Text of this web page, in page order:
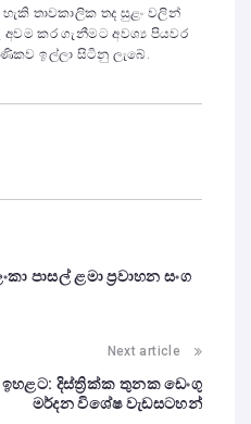
තාවකාලික තද සුළං වලින්
කර ගැනීමට අවශ්‍ය පියවර
ඉල්ලා සිටිනු ලැබේ.
පාසල් ළමා ප්‍රවාහන සංග
Next article
ඉහළට: දිස්ත්‍රික්ක තුනක ඩෙංගු
මර්දන විශේෂ වැඩසටහන්